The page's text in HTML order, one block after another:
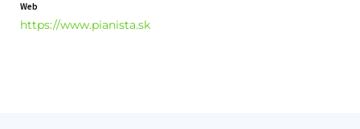
Web
https://www.pianista.sk